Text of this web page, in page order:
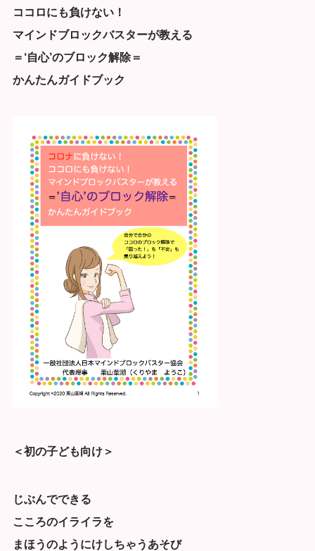
ココロにも負けない！
マインドブロックバスターが教える
＝‘自心’のブロック解除＝
かんたんガイドブック
＜初の子ども向け＞
じぶんでできる
こころのイライラを
まほうのようにけしちゃうあそび